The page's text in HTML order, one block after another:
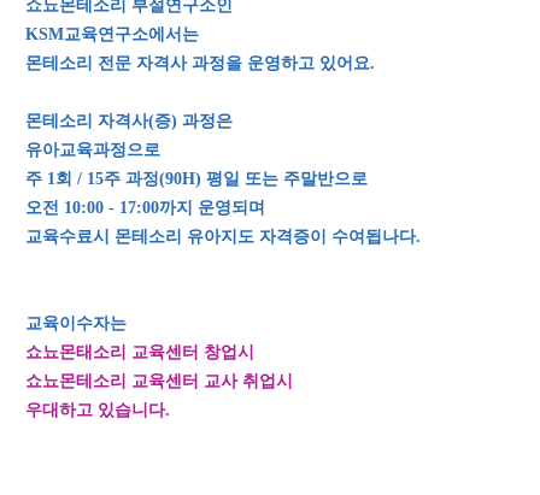
쇼뇨몬테소리 부설연구소인
KSM교육연구소에서는
몬테소리 전문 자격사 과정을 운영하고 있어요.
몬테소리 자격사(증) 과정은
유아교육과정으로
주 1회 / 15주 과정(90H) 평일 또는 주말반으로
오전 10:00 - 17:00까지 운영되며
교육수료시 몬테소리 유아지도 자격증이 수여됩나다.
교육이수자는
쇼뇨몬태소리 교육센터 창업시
쇼뇨몬테소리 교육센터 교사 취업시
우대하고 있습니다.